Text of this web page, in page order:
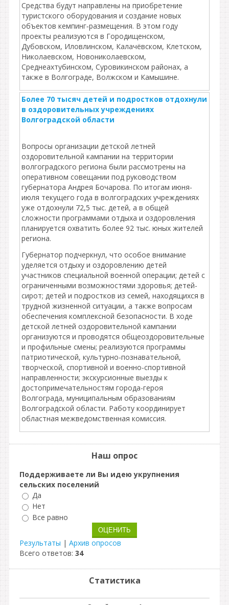
Средства будут направлены на приобретение
туристского оборудования и создание новых
объектов кемпинг‑размещения. В этом году
проекты реализуются в Городищенском,
Дубовском, Иловлинском, Калачёвском, Клетском,
Николаевском, Новониколаевском,
Среднеахтубинском, Суровикинском районах, а
также в Волгограде, Волжском и Камышине.
Более 70 тысяч детей и подростков отдохнули
в оздоровительных учреждениях
Волгоградской области
Вопросы организации детской летней
оздоровительной кампании на территории
волгоградского региона были рассмотрены на
оперативном совещании под руководством
губернатора Андрея Бочарова. По итогам июня-
июля текущего года в волгоградских учреждениях
уже отдохнули 72,5 тыс. детей, а в общей
сложности программами отдыха и оздоровления
планируется охватить более 92 тыс. юных жителей
региона.
Губернатор подчеркнул, что особое внимание
уделяется отдыху и оздоровлению детей
участников специальной военной операции; детей с
ограниченными возможностями здоровья; детей-
сирот; детей и подростков из семей, находящихся в
трудной жизненной ситуации, а также вопросам
обеспечения комплексной безопасности. В ходе
детской летней оздоровительной кампании
организуются и проводятся общеоздоровительные
и профильные смены; реализуются программы
патриотической, культурно-познавательной,
творческой, спортивной и военно-спортивной
направленности; экскурсионные выезды к
достопримечательностям города-героя
Волгограда, муниципальным образованиям
Волгоградской области. Работу координирует
областная межведомственная комиссия.
Наш опрос
Поддерживаете ли Вы идею укрупнения
сельских поселений
Да
Нет
Все равно
Результаты | Архив опросов
Всего ответов: 34
Статистика